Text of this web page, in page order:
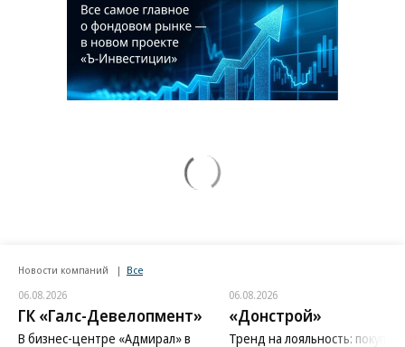
Новости компаний Все
06.08.2026
ГК «Галс-Девелопмент»
В бизнес-центре «Адмирал» в
06.08.2026
«Донстрой»
Тренд на лояльность: